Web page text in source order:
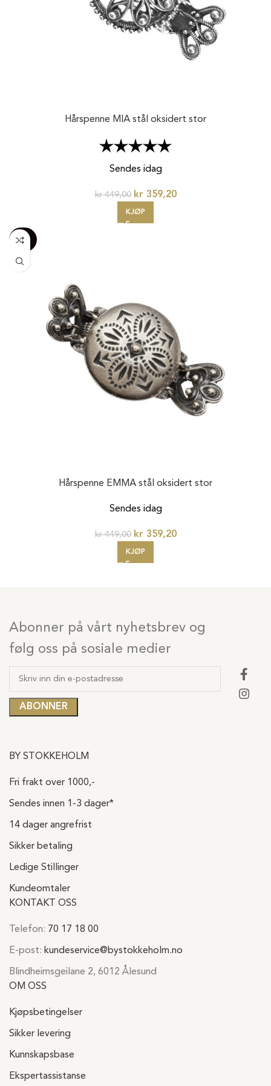
Hårspenne MIA stål oksidert stor
Karakter:
Sendes idag
kr449,00 kr 359,20
KJØP
-100%
20%
Hårspenne EMMA stål oksidert stor
Sendes idag
kr449,00 kr 359,20
KJØP
Abonner på vårt nyhetsbrev og
følg oss på sosiale medier
BY STOKKEHOLM
Fri frakt over 1000,-
Sendes innen 1-3 dager*
14 dager angrefrist
Sikker betaling
Ledige Stillinger
Kundeomtaler
KONTAKT OSS
Telefon: 70 17 18 00
E-post: kundeservice@bystokkeholm.no
Blindheimsgeilane 2, 6012 Ålesund
OM OSS
Kjøpsbetingelser
Sikker levering
Kunnskapsbase
Ekspertassistanse